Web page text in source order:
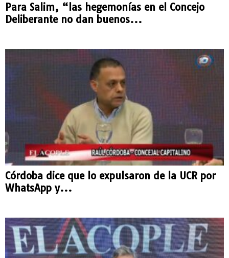
Para Salim, “las hegemonías en el Concejo
Deliberante no dan buenos...
Córdoba dice que lo expulsaron de la UCR por
WhatsApp y...